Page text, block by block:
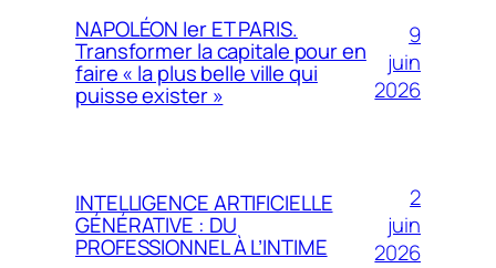
NAPOLÉON Ier ET PARIS.
Transformer la capitale pour en
faire « la plus belle ville qui
puisse exister »
9
juin
2026
INTELLIGENCE ARTIFICIELLE
GÉNÉRATIVE : DU
PROFESSIONNEL À L’INTIME
2
juin
2026